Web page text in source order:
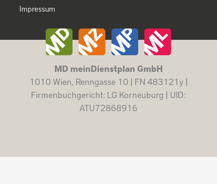
Impressum
MD meinDienstplan GmbH
1010 Wien, Renngasse 10 | FN 483121y |
Firmenbuchgericht: LG Korneuburg | UID:
ATU72868916